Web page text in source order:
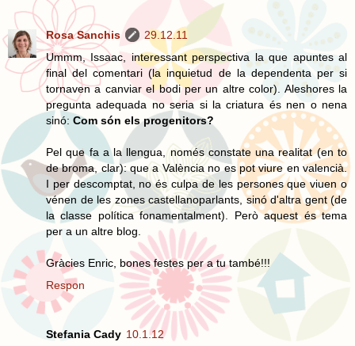
Rosa Sanchis
29.12.11
Ummm, Issaac, interessant perspectiva la que apuntes al
final del comentari (la inquietud de la dependenta per si
tornaven a canviar el bodi per un altre color). Aleshores la
pregunta adequada no seria si la criatura és nen o nena
sinó: Com són els progenitors?
Pel que fa a la llengua, només constate una realitat (en to
de broma, clar): que a València no es pot viure en valencià.
I per descomptat, no és culpa de les persones que viuen o
vénen de les zones castellanoparlants, sinó d'altra gent (de
la classe política fonamentalment). Però aquest és tema
per a un altre blog.
Gràcies Enric, bones festes per a tu també!!!
Respon
Stefania Cady 10.1.12